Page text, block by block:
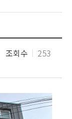
조회수 253